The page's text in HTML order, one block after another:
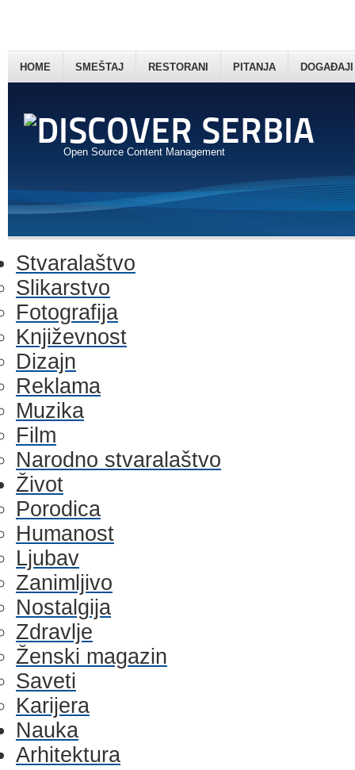
Open Source Content Management
HOME SMEŠTAJ RESTORANI PITANJA DOGAĐAJI
Stvaralaštvo
Slikarstvo
Fotografija
Književnost
Dizajn
Reklama
Muzika
Film
Narodno stvaralaštvo
Život
Porodica
Humanost
Ljubav
Zanimljivo
Nostalgija
Zdravlje
Ženski magazin
Saveti
Karijera
Nauka
Arhitektura